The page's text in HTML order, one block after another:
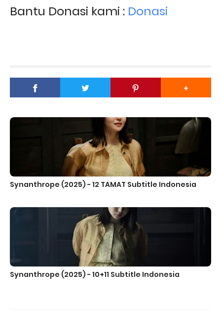
Bantu Donasi kami : Donasi
Synanthrope (2025) - 12 TAMAT Subtitle Indonesia
Synanthrope (2025) - 10+11 Subtitle Indonesia